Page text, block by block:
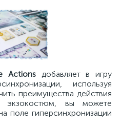
Actions добавляет в игру
используя
преимущества действия
экзокостюм, вы можете
поле гиперсинхронизации